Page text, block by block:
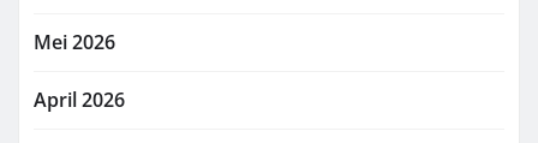
Mei 2026
April 2026